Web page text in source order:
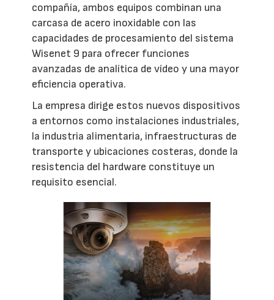
compañía, ambos equipos combinan una
carcasa de acero inoxidable con las
capacidades de procesamiento del sistema
Wisenet 9 para ofrecer funciones
avanzadas de analítica de vídeo y una mayor
eficiencia operativa.
La empresa dirige estos nuevos dispositivos
a entornos como instalaciones industriales,
la industria alimentaria, infraestructuras de
transporte y ubicaciones costeras, donde la
resistencia del hardware constituye un
requisito esencial.